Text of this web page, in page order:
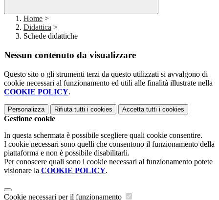
Home >
Didattica >
Schede didattiche
Nessun contenuto da visualizzare
Questo sito o gli strumenti terzi da questo utilizzati si avvalgono di
cookie necessari al funzionamento ed utili alle finalità illustrate nella
COOKIE POLICY.
Personalizza Rifiuta tutti i cookies Accetta tutti i cookies
Gestione cookie
In questa schermata è possibile scegliere quali cookie consentire.
I cookie necessari sono quelli che consentono il funzionamento della
piattaforma e non è possibile disabilitarli.
Per conoscere quali sono i cookie necessari al funzionamento potete
visionare la COOKIE POLICY.
Cookie necessari per il funzionamento